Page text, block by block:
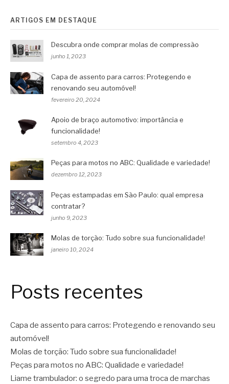
ARTIGOS EM DESTAQUE
Descubra onde comprar molas de compressão
junho 1, 2023
Capa de assento para carros: Protegendo e
renovando seu automóvel!
fevereiro 20, 2024
Apoio de braço automotivo: importância e
funcionalidade!
setembro 4, 2023
Peças para motos no ABC: Qualidade e variedade!
dezembro 12, 2023
Peças estampadas em São Paulo: qual empresa
contratar?
junho 9, 2023
Molas de torção: Tudo sobre sua funcionalidade!
janeiro 10, 2024
Posts recentes
Capa de assento para carros: Protegendo e renovando seu
automóvel!
Molas de torção: Tudo sobre sua funcionalidade!
Peças para motos no ABC: Qualidade e variedade!
Liame trambulador: o segredo para uma troca de marchas